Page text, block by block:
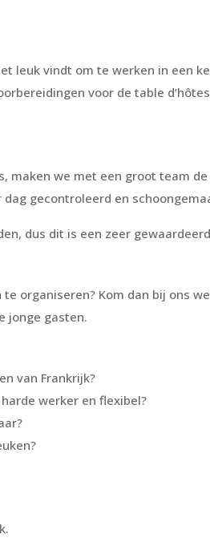
leuk vindt om te werken in een
voor de table
maken we met een groot team
gecontroleerd en
dus dit is een zeer
organiseren? Kom dan bij ons
jonge gasten.
van Frankrijk?
werker en flexibel?